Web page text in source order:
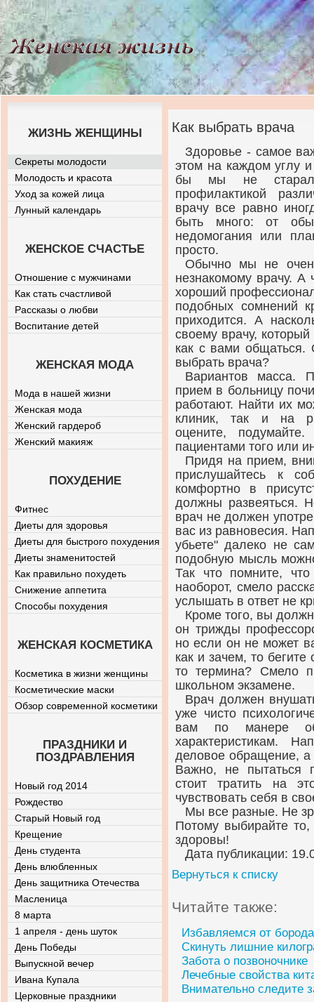
Как выбрать врача
Здоровье - самое
этом на каждом углу
бы мы не
профилактикой
врачу все равно
быть много: от
недомогания или
просто.
Обычно мы не
незнакомому врачу. А
хороший
подобных сомнений
приходится. А
своему врачу,
как с вами общаться.
выбрать врача?
Вариантов масса.
прием в больницу
работают. Найти их
клиник, так и на
оцените,
пациентами того или
Придя на прием,
прислушайтесь к
комфортно в
должны развеяться.
врач не должен
вас из равновесия.
убьете" далеко не
подобную мысль
Так что помните,
наоборот, смело
услышать в ответ не
Кроме того, вы
он трижды
но если он не может
как и зачем, то бегите
то термина? Смело
школьном экзамене.
Врач должен
уже чисто
вам по манере
характеристикам.
деловое обращение, а
Важно, не пытаться
стоит тратить на
чувствовать себя в
Мы все разные. Не
Потому выбирайте
здоровы!
Дата публикации:
Вернуться к списку
Читайте также:
Избавляемся от
Скинуть лишние
Забота о позвоночнике
Лечебные свойства
Внимательно следите
ЖИЗНЬ ЖЕНЩИНЫ
Секреты молодости
Молодость и красота
Уход за кожей лица
Лунный календарь
ЖЕНСКОЕ СЧАСТЬЕ
Отношение с мужчинами
Как стать счастливой
Рассказы о любви
Воспитание детей
ЖЕНСКАЯ МОДА
Мода в нашей жизни
Женская мода
Женский гардероб
Женский макияж
ПОХУДЕНИЕ
Фитнес
Диеты для здоровья
Диеты для быстрого похудения
Диеты знаменитостей
Как правильно похудеть
Снижение аппетита
Способы похудения
ЖЕНСКАЯ КОСМЕТИКА
Косметика в жизни женщины
Косметические маски
Обзор современной косметики
ПРАЗДНИКИ И
ПОЗДРАВЛЕНИЯ
Новый год 2014
Рождество
Старый Новый год
Крещение
День студента
День влюбленных
День защитника Отечества
Масленица
8 марта
1 апреля - день шуток
День Победы
Выпускной вечер
Ивана Купала
Церковные праздники